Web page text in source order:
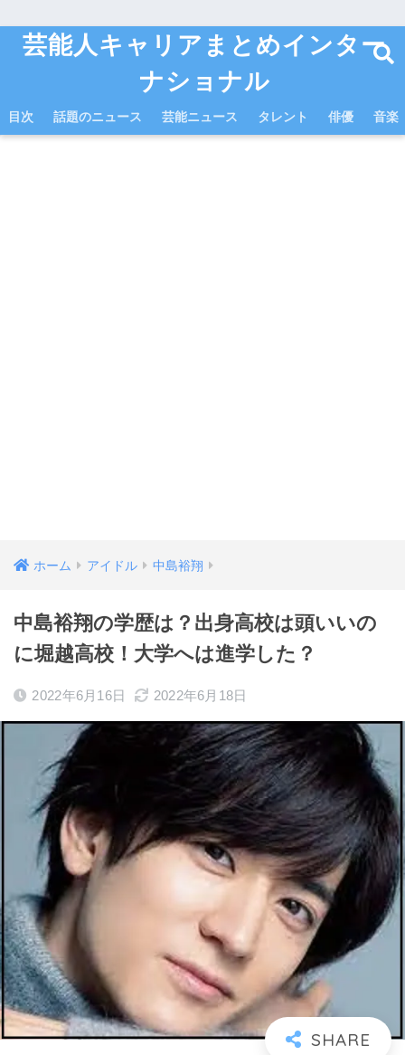
芸能人キャリアまとめインター
ナショナル
目次 話題のニュース 芸能ニュース タレント 俳優 音楽
ホーム アイドル 中島裕翔
中島裕翔の学歴は？出身高校は頭いいの
に堀越高校！大学へは進学した？
2022年6月16日 2022年6月18日